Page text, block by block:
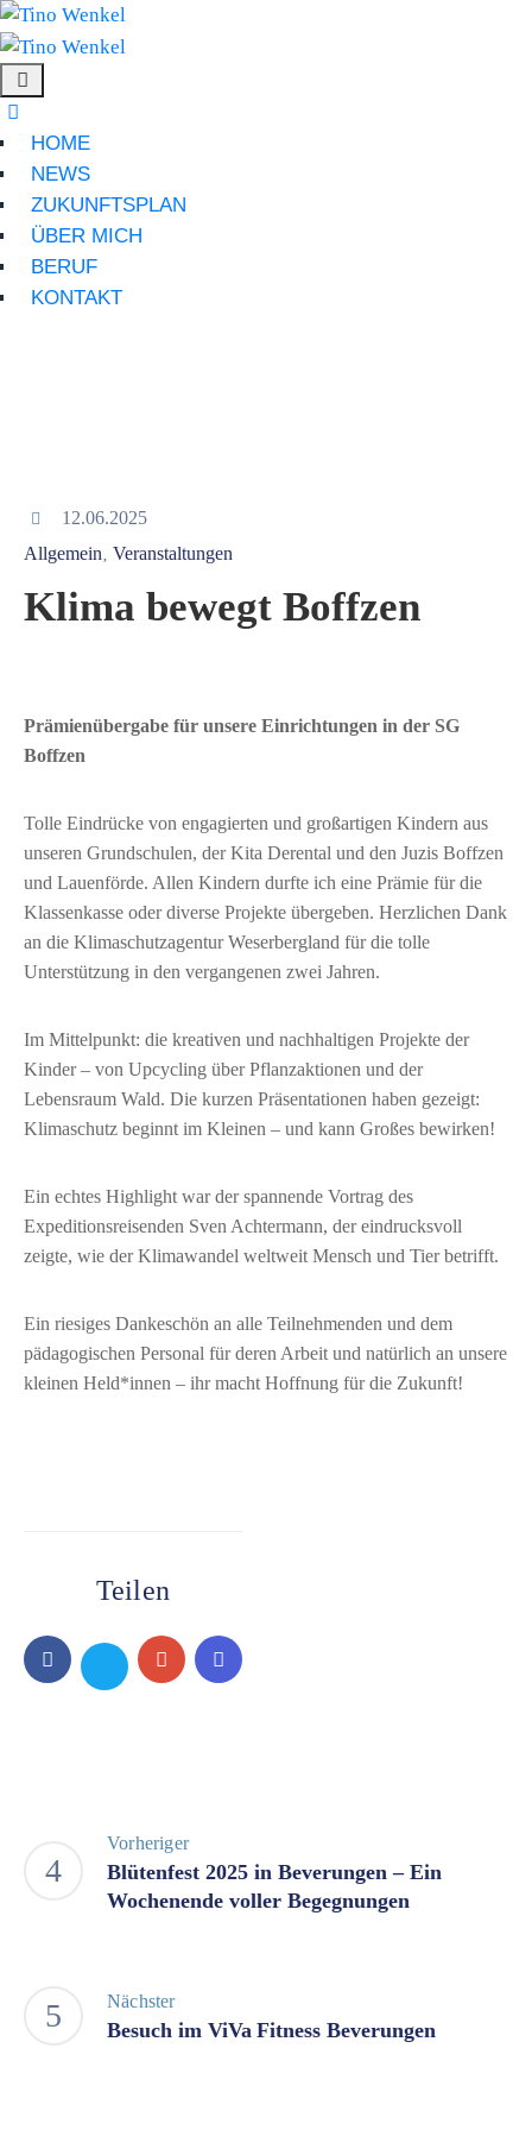
HOME
NEWS
ZUKUNFTSPLAN
ÜBER MICH
BERUF
KONTAKT
12.06.2025
Allgemein‚ Veranstaltungen
Klima bewegt Boffzen
Prämienübergabe für unsere Einrichtungen in der SG
Boffzen
Tolle Eindrücke von engagierten und großartigen Kindern aus
unseren Grundschulen, der Kita Derental und den Juzis Boffzen
und Lauenförde. Allen Kindern durfte ich eine Prämie für die
Klassenkasse oder diverse Projekte übergeben. Herzlichen Dank
an die Klimaschutzagentur Weserbergland für die tolle
Unterstützung in den vergangenen zwei Jahren.
Im Mittelpunkt: die kreativen und nachhaltigen Projekte der
Kinder – von Upcycling über Pflanzaktionen und der
Lebensraum Wald. Die kurzen Präsentationen haben gezeigt:
Klimaschutz beginnt im Kleinen – und kann Großes bewirken!
Ein echtes Highlight war der spannende Vortrag des
Expeditionsreisenden Sven Achtermann, der eindrucksvoll
zeigte, wie der Klimawandel weltweit Mensch und Tier betrifft.
Ein riesiges Dankeschön an alle Teilnehmenden und dem
pädagogischen Personal für deren Arbeit und natürlich an unsere
kleinen Held*innen – ihr macht Hoffnung für die Zukunft!
Teilen
Vorheriger
Blütenfest 2025 in Beverungen – Ein
Wochenende voller Begegnungen
Nächster
Besuch im ViVa Fitness Beverungen